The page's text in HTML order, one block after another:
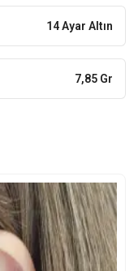
14 Ayar Altın
7,85 Gr